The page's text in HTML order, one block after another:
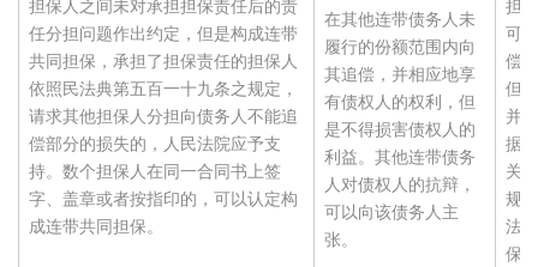
担保人之间未对承担担保责任后的责
任分担问题作出约定，但是构成连带
共同担保，承担了担保责任的担保人
依照民法典第五百一十九条之规定，
请求其他担保人分担向债务人不能追
偿部分的损失的，人民法院应予支
持。数个担保人在同一合同书上签
字、盖章或者按指印的，可以认定构
成连带共同担保。
在其他连带债务人未
履行的份额范围内向
其追偿，并相应地享
有债权人的权利，但
是不得损害债权人的
利益。其他连带债务
人对债权人的抗辩，
可以向该债务人主
张。
担
可
偿
但
并
据
关
规
法”
保